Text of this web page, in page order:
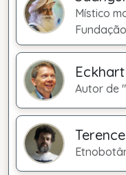
Místico
Autor de